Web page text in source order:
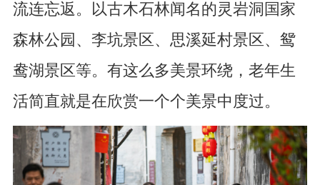
流连忘返。以古木石林闻名的灵岩洞国家
森林公园、李坑景区、思溪延村景区、鸳
鸯湖景区等。有这么多美景环绕，老年生
活简直就是在欣赏一个个美景中度过。